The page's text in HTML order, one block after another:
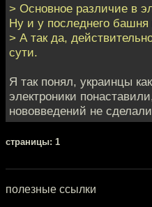
> Основное различие в
Ну и у последнего
> А так да,
сути.
Я так понял, украинцы
электроники
нововведений не
cтраницы: 1
полезные ссылки